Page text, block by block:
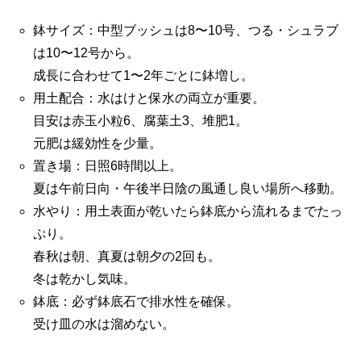
鉢サイズ：中型ブッシュは8〜10号、つる・シュラブ
は10〜12号から。
成長に合わせて1〜2年ごとに鉢増し。
用土配合：水はけと保水の両立が重要。
目安は赤玉小粒6、腐葉土3、堆肥1。
元肥は緩効性を少量。
置き場：日照6時間以上。
夏は午前日向・午後半日陰の風通し良い場所へ移動。
水やり：用土表面が乾いたら鉢底から流れるまでたっ
ぷり。
春秋は朝、真夏は朝夕の2回も。
冬は乾かし気味。
鉢底：必ず鉢底石で排水性を確保。
受け皿の水は溜めない。